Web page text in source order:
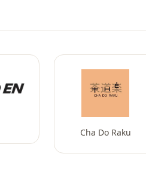
Cha Do Raku